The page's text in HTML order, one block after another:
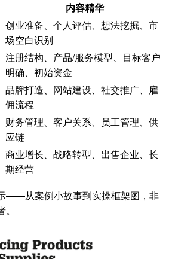
内容精华
创业准备、个人评估、想法挖掘、市
场空白识别
注册结构、产品/服务模型、目标客户
明确、初始资金
品牌打造、网站建设、社交推广、雇
佣流程
财务管理、客户关系、员工管理、供
应链
商业增长、战略转型、出售企业、长
期经营
——从案例小故事到实操框架图，非